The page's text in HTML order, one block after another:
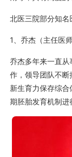
北医三院部分知名
1、乔杰（主任医
乔杰多年来一直
作，领导团队不断
新生育力保存综
期胚胎发育机制进